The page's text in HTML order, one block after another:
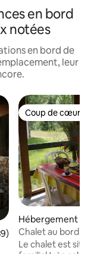
en bord
notées
en bord de
leur
moyenne sur la
Coup de cœur
Coup de cœur
Hébergement ⋅
Chalet au bord
assurée
Le chalet est